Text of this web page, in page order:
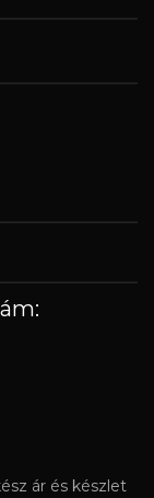
ár és készlet